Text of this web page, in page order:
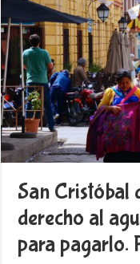
San Cristóbal
derecho al
para pagarlo.